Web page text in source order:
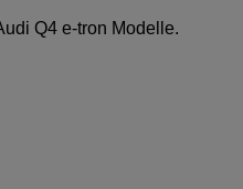
Q4 e-tron Modelle.